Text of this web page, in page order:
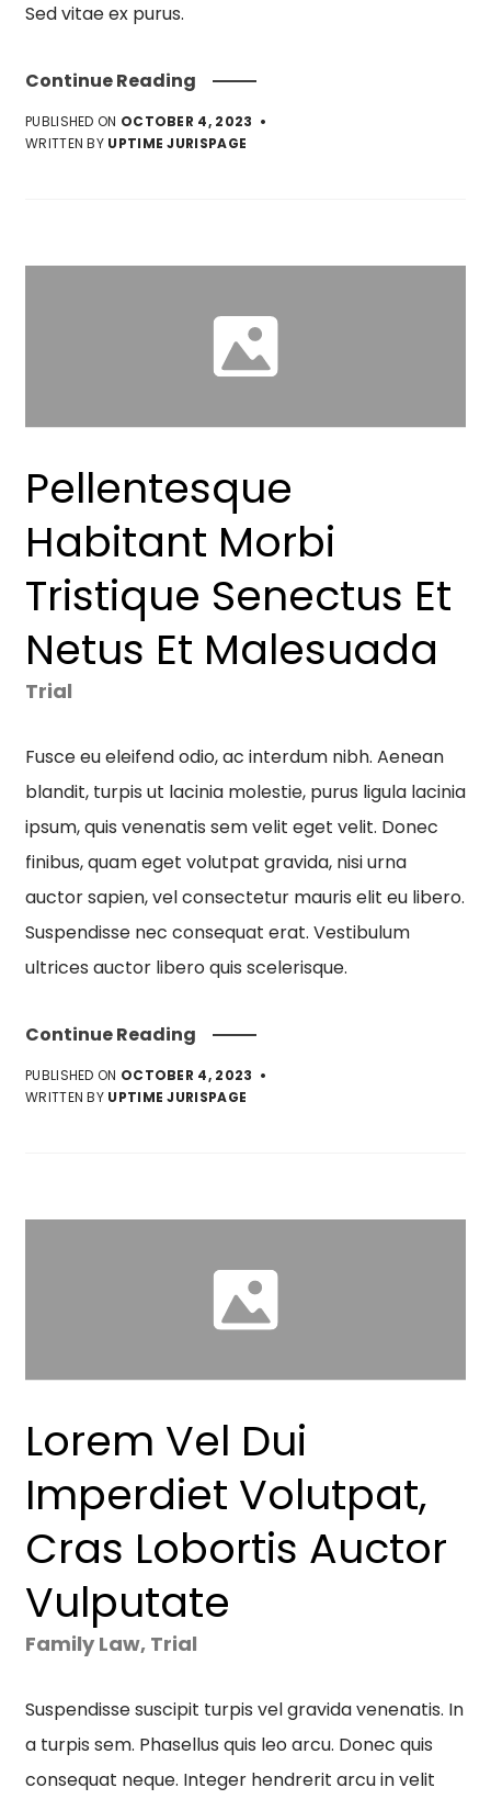
Sed vitae ex purus.
Continue Reading
PUBLISHED ON OCTOBER 4, 2023
WRITTEN BY UPTIME JURISPAGE
Pellentesque
Habitant Morbi
Tristique Senectus Et
Netus Et Malesuada
Trial
Fusce eu eleifend odio, ac interdum nibh. Aenean
blandit, turpis ut lacinia molestie, purus ligula lacinia
ipsum, quis venenatis sem velit eget velit. Donec
finibus, quam eget volutpat gravida, nisi urna
auctor sapien, vel consectetur mauris elit eu libero.
Suspendisse nec consequat erat. Vestibulum
ultrices auctor libero quis scelerisque.
Continue Reading
PUBLISHED ON OCTOBER 4, 2023
WRITTEN BY UPTIME JURISPAGE
Lorem Vel Dui
Imperdiet Volutpat,
Cras Lobortis Auctor
Vulputate
Family Law, Trial
Suspendisse suscipit turpis vel gravida venenatis. In
a turpis sem. Phasellus quis leo arcu. Donec quis
consequat neque. Integer hendrerit arcu in velit